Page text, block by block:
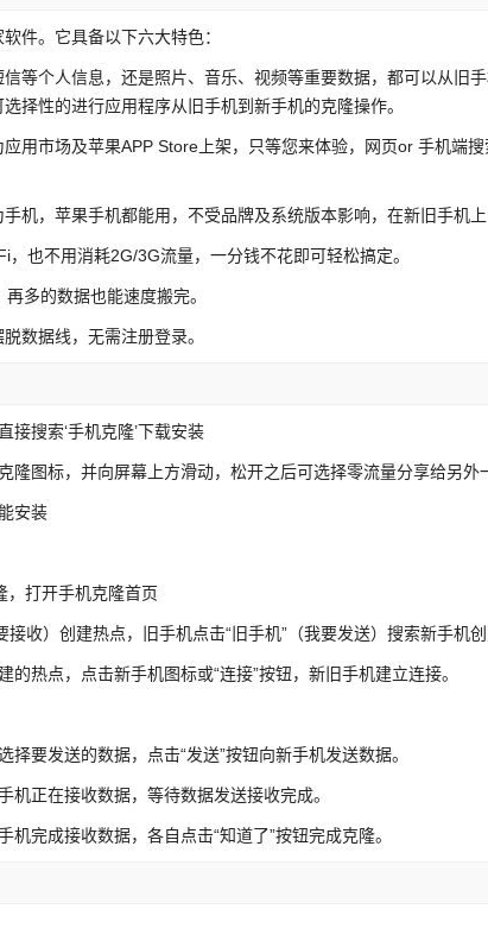
件。它具备以下六大特色：
等个人信息，还是照片、音乐、视频等重要数据，都可以从旧
择性的进行应用程序从旧手机到新手机的克隆操作。
用市场及苹果APP Store上架，只等您来体验，网页or 手机端搜
机，苹果手机都能用，不受品牌及系统版本影响，在新旧手机上
，也不用消耗2G/3G流量，一分钱不花即可轻松搞定。
多的数据也能速度搬完。
数据线，无需注册登录。
接搜索‘手机克隆’下载安装
隆图标，并向屏幕上方滑动，松开之后可选择零流量分享给另外
安装
，打开手机克隆首页
接收）创建热点，旧手机点击“旧手机”（我要发送）搜索新手机
的热点，点击新手机图标或“连接”按钮，新旧手机建立连接。
择要发送的数据，点击“发送”按钮向新手机发送数据。
机正在接收数据，等待数据发送接收完成。
机完成接收数据，各自点击“知道了”按钮完成克隆。